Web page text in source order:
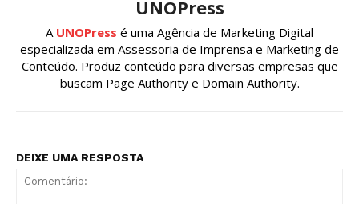
UNOPress
A UNOPress é uma Agência de Marketing Digital
especializada em Assessoria de Imprensa e Marketing de
Conteúdo. Produz conteúdo para diversas empresas que
buscam Page Authority e Domain Authority.
DEIXE UMA RESPOSTA